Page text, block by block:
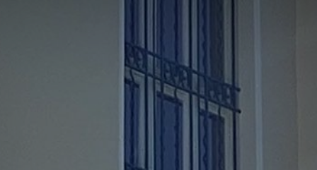
Nos belles histoires de chantiers